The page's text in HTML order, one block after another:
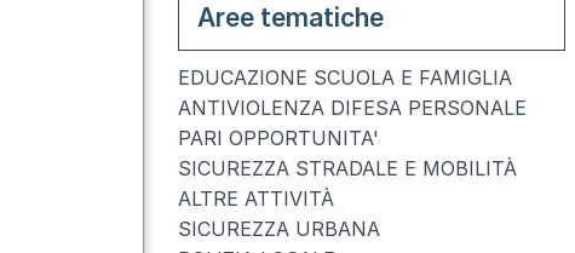
Aree tematiche
EDUCAZIONE SCUOLA E FAMIGLIA
ANTIVIOLENZA DIFESA PERSONALE
PARI OPPORTUNITA'
SICUREZZA STRADALE E MOBILITÀ
ALTRE ATTIVITÀ
SICUREZZA URBANA